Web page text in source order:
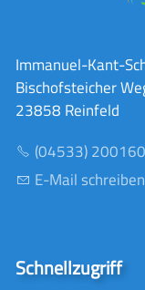
Immanuel-Kant-
Bischofsteicher
23858 Reinfeld
(04533)
E-Mail schreiben
Schnellzugriff